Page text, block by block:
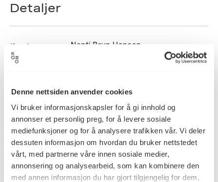
Denne nettsiden anvender cookies
Vi bruker informasjonskapsler for å gi innhold og
annonser et personlig preg, for å levere sosiale
mediefunksjoner og for å analysere trafikken vår. Vi deler
dessuten informasjon om hvordan du bruker nettstedet
vårt, med partnerne våre innen sosiale medier,
annonsering og analysearbeid, som kan kombinere den
med annen informasjon du har gjort tilgjengelig for dem,
Detaljer
Kunstner Nanti Bryn Hansen
Høyde: 0cm
Bredde: 0cm
Dybde: 0cm
Diameter: 0cm